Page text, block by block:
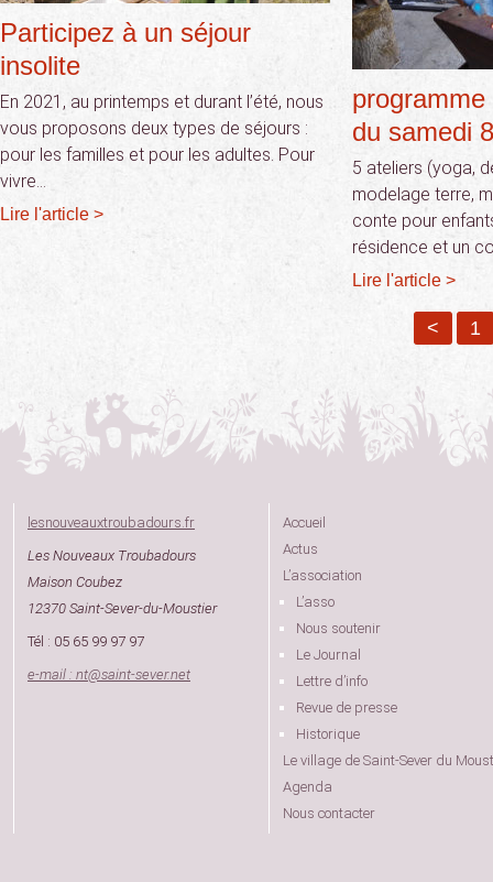
Participez à un séjour
insolite
En 2021, au printemps et durant l’été, nous
vous proposons deux types de séjours :
pour les familles et pour les adultes. Pour
vivre…
Lire l'article >
du samedi
5 ateliers (yoga,
modelage terre,
conte pour
résidence et un
Lire l'article >
< 1
lesnouveauxtroubadours.fr
Les Nouveaux Troubadours
Maison Coubez
12370 Saint-Sever-du-Moustier
Tél : 05 65 99 97 97
e-mail : nt@saint-sever.net
Accueil
Actus
L’association
L’asso
Nous soutenir
Le Journal
Lettre d’info
Revue de presse
Historique
Le village de Saint-Sever du
Agenda
Nous contacter